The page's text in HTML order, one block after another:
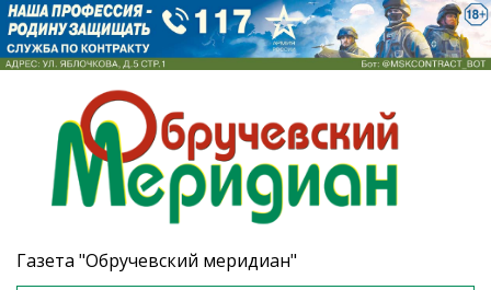
Газета "Обручевский меридиан"